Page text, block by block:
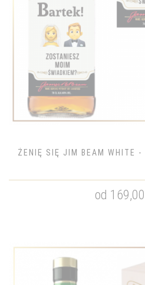
ŻENIĘ SIĘ JIM BEAM WHITE -
od